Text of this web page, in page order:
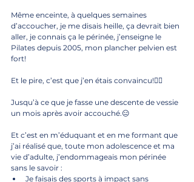
Même enceinte, à quelques semaines
d’accoucher, je me disais heille, ça devrait bien
aller, je connais ça le périnée, j’enseigne le
Pilates depuis 2005, mon plancher pelvien est
fort!
Et le pire, c’est que j’en étais convaincu!🤦‍♀️
Jusqu’à ce que je fasse une descente de vessie
un mois après avoir accouché.😑
Et c’est en m’éduquant et en me formant que
j’ai réalisé que, toute mon adolescence et ma
vie d’adulte, j’endommageais mon périnée
sans le savoir :
Je faisais des sports à impact sans